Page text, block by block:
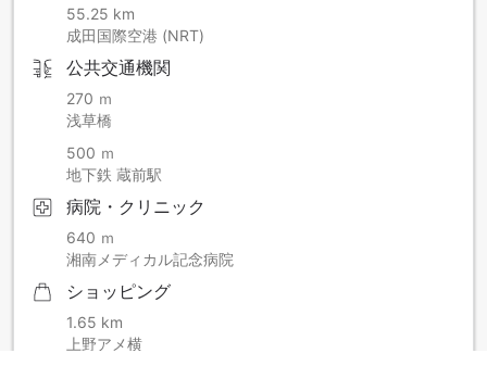
55.25 km
成田国際空港 (NRT)
公共交通機関
270 ｍ
浅草橋
500 ｍ
地下鉄 蔵前駅
病院・クリニック
640 ｍ
湘南メディカル記念病院
ショッピング
1.65 km
上野アメ横